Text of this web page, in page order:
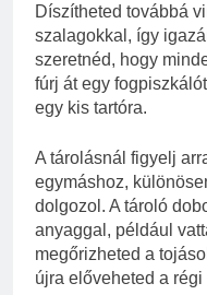
Díszítheted továbbá
szalagokkal, így
szeretnéd, hogy
fúrj át egy
egy kis tartóra.
A tárolásnál figyelj
egymáshoz,
dolgozol. A tároló
anyaggal, például
megőrizheted a
újra előveheted a